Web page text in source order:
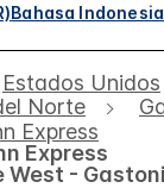
Bahasa Indonesia
Estados Unidos
Norte
Express
Express
West -